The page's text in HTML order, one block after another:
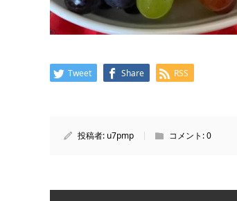
Tweet Share RSS
投稿者: u7pmp コメント:0